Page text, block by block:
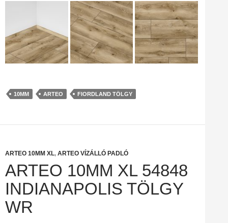
10MM ARTEO FIORDLAND TÖLGY
ARTEO 10MM XL, ARTEO VÍZÁLLÓ PADLÓ
ARTEO 10MM XL 54848
INDIANAPOLIS TÖLGY
WR